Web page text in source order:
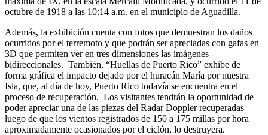
octubre de 1918 a las 10:14 a.m. en el municipio de Aguadilla.
Además, la exhibición cuenta con fotos que demuestran los daños
ocurridos por el terremoto y que podrán ser apreciadas con gafas en
3D que permiten ver en tres dimensiones las imágenes
bidireccionales. También, “Huellas de Puerto Rico” exhibe de
forma gráfica el impacto dejado por el huracán María por nuestra
Isla, que, al día de hoy, Puerto Rico todavía se encuentra en el
proceso de recuperación. Los visitantes tendrán la oportunidad de
poder apreciar una de las piezas del Radar Doppler recuperadas
luego de que los vientos registrados de 150 a 175 millas por hora
aproximadamente ocasionados por el ciclón, lo destruyera.